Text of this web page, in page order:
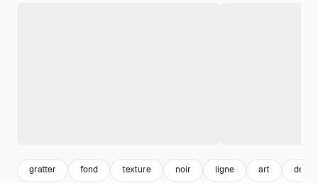
gratter fond texture noir ligne art